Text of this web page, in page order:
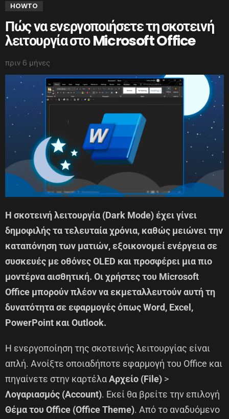
HOWTO
Πώς να ενεργοποιήσετε τη σκοτεινή
λειτουργία στο Microsoft Office
πριν 6 μήνες
Η σκοτεινή λειτουργία (Dark Mode) έχει γίνει
δημοφιλής τα τελευταία χρόνια, καθώς μειώνει την
καταπόνηση των ματιών, εξοικονομεί ενέργεια σε
συσκευές με οθόνες OLED και προσφέρει μια πιο
μοντέρνα αισθητική. Οι χρήστες του Microsoft
Office μπορούν πλέον να εκμεταλλευτούν αυτή τη
δυνατότητα σε εφαρμογές όπως Word, Excel,
PowerPoint και Outlook.
Η ενεργοποίηση της σκοτεινής λειτουργίας είναι
απλή. Ανοίξτε οποιαδήποτε εφαρμογή του Office και
πηγαίνετε στην καρτέλαΑρχείο (File) >
Λογαριασμός (Account). Εκεί θα βρείτε την επιλογή
Θέμα του Office (Office Theme). Από το αναδυόμενο